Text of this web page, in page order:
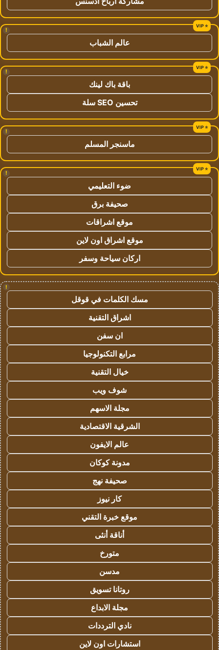
!
عالم الشباب
!
باقة باك لينك
تحسين SEO سلة
!
ماسنجر المسلم
!
ضوء التعليمي
صحيفة برق
موقع اشراقات
موقع اشراق اون لاين
اركان سياحة وسفر
!
مسك الكلمات في قوقل
اشراق التقنية
ان سفن
مرابع التكنولوجيا
خيال التقنية
شوف ويب
مجلة الاسهم
الشرقية الاقتصادية
عالم الايفون
مدونة كوكان
صحيفة نهج
كار نيوز
موقع خبرة التقني
أناقة أنثى
متورخ
مدسن
روتانا تسويق
مجلة الابداع
نادي الترددات
استشارات اون لاين